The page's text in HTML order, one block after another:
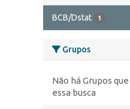
BCB/Dstat 1
Grupos
Não há Grupos
essa busca